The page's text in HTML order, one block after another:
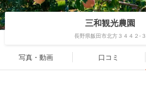
三和観光農園
長野県飯田市北方３４４２-３
写真・動画 口コミ